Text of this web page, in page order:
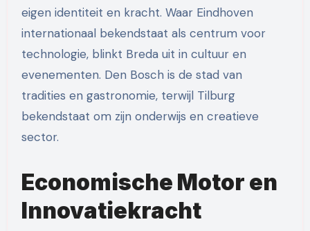
eigen identiteit en kracht. Waar Eindhoven
internationaal bekendstaat als centrum voor
technologie, blinkt Breda uit in cultuur en
evenementen. Den Bosch is de stad van
tradities en gastronomie, terwijl Tilburg
bekendstaat om zijn onderwijs en creatieve
sector.
Economische Motor en
Innovatiekracht